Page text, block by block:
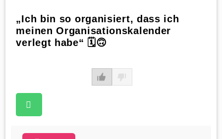
„Ich bin so organisiert, dass ich
meinen Organisationskalender
verlegt habe“ 🗓️🙃